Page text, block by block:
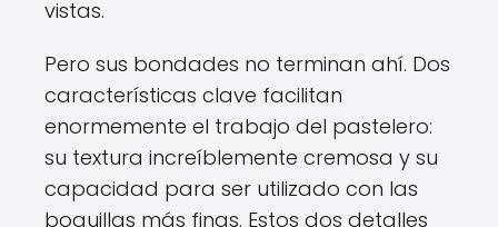
vistas.
Pero sus bondades no terminan ahí. Dos
características clave facilitan
enormemente el trabajo del pastelero:
su textura increíblemente cremosa y su
capacidad para ser utilizado con las
boquillas más finas. Estos dos detalles